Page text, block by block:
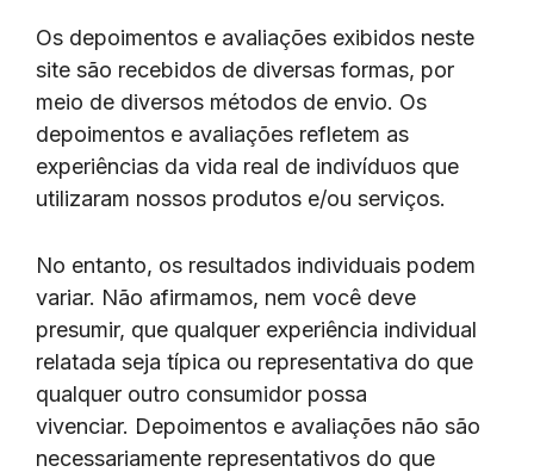
Os depoimentos e avaliações exibidos neste
site são recebidos de diversas formas, por
meio de diversos métodos de envio. Os
depoimentos e avaliações refletem as
experiências da vida real de indivíduos que
utilizaram nossos produtos e/ou serviços.
No entanto, os resultados individuais podem
variar. Não afirmamos, nem você deve
presumir, que qualquer experiência individual
relatada seja típica ou representativa do que
qualquer outro consumidor possa
vivenciar. Depoimentos e avaliações não são
necessariamente representativos do que